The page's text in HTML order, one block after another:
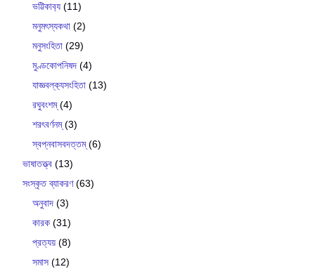
ভট্টিকাব‍্য (11)
মনুমৎস্যকথা (2)
মনুসংহিতা (29)
মুণ্ডকোপনিষদ (4)
যাজ্ঞবল্ক‍্যসংহিতা (13)
রঘুবংশম্(4)
শরৎবর্ণনম্(3)
স্বপ্নবাসবদত্তম্(6)
ভাষাতত্ত্ব (13)
সংস্কৃত ব্যাকরণ(63)
অনুবাদ (3)
কারক (31)
প্রত্যয় (8)
সমাস (12)